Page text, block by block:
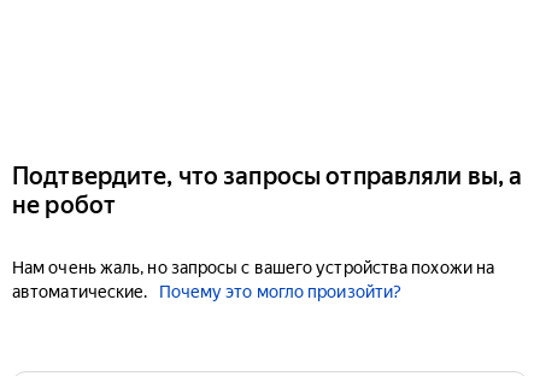
Подтвердите, что запросы отправляли вы, а
не робот
Нам очень жаль, но запросы с вашего устройства похожи на
автоматические.
Почему это могло произойти?